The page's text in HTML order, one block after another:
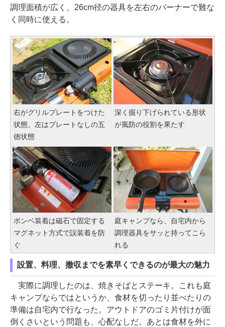
調理面積が広く、26cm径の器具を左右のバーナーで難な
く同時に使える。
右がグリルプレートをつけた
状態。左はプレートなしの五
徳状態
深く掘り下げられている形状
が風防の役割を果たす
ボンベ装着は磁石で固定する
マグネット方式で誤装着を防
ぐ
庭キャンプなら、自宅内から
調理器具をサッと持ってこら
れる
設置、料理、撤収までを素早くできるのが最大の魅力
実際に調理したのは、焼きそばとステーキ。これも庭
キャンプならではというか、食材を切ったり並べたりの
準備は自宅内で行なった。アウトドアのゴミ片付けが面
倒くさいという問題も、心配なしだ。あとは食材を外に